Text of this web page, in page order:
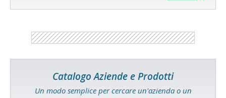
Catalogo Aziende e Prodotti
Un modo semplice per cercare un'azienda o un